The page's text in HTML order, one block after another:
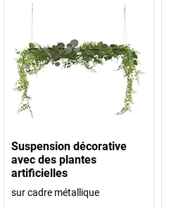
Suspension décorative
avec des plantes
artificielles
sur cadre métallique